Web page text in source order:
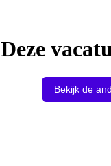
Deze
Bekijk de